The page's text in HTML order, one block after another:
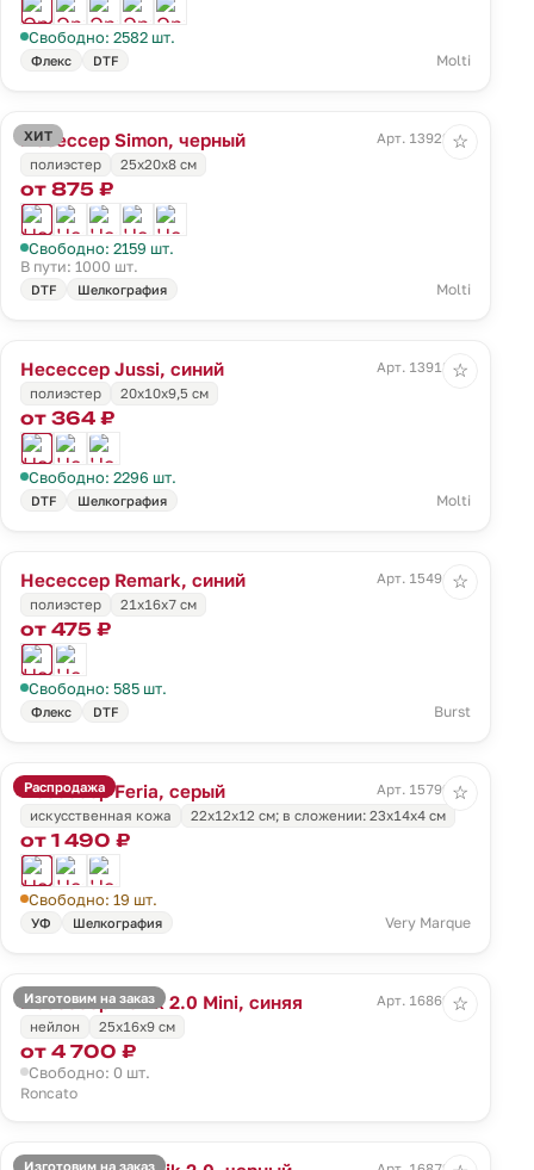
Свободно: 2582 шт.
Флекс DTF Molti
ХИТ
Несессер Simon, черный
Арт. 13922.30
полиэстер
25х20х8 см
от 875 ₽
Свободно: 2159 шт.
В пути: 1000 шт.
DTF Шелкография Molti
☆
Несессер Jussi, синий
Арт. 13918.45
полиэстер
20x10x9,5 см
от 364 ₽
Свободно: 2296 шт.
DTF Шелкография Molti
☆
Несессер Remark, синий
Арт. 15491.40
полиэстер
21х16х7 см
от 475 ₽
Свободно: 585 шт.
Флекс DTF Burst
☆
Распродажа
Несессер Feria, серый
Арт. 15799.10
искусственная кожа
22х12х12 см; в сложении: 23х14х4 см
от 1 490 ₽
Свободно: 19 шт.
УФ Шелкография Very Marque
☆
Изготовим на заказ
Несессер Ironik 2.0 Mini, синяя
Арт. 16869.40
нейлон
25x16x9 см
от 4 700 ₽
Свободно: 0 шт.
Roncato
☆
Изготовим на заказ